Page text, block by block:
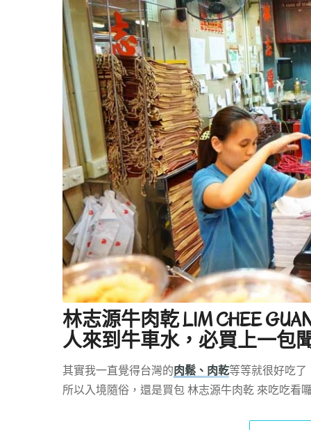
林志源牛肉乾 LIM CHEE
人來到牛車水，必買上一包
其實我一直覺得台灣的肉鬆、肉乾等等就很好吃
所以入境隨俗，還是買包 林志源牛肉乾 來吃吃看囉